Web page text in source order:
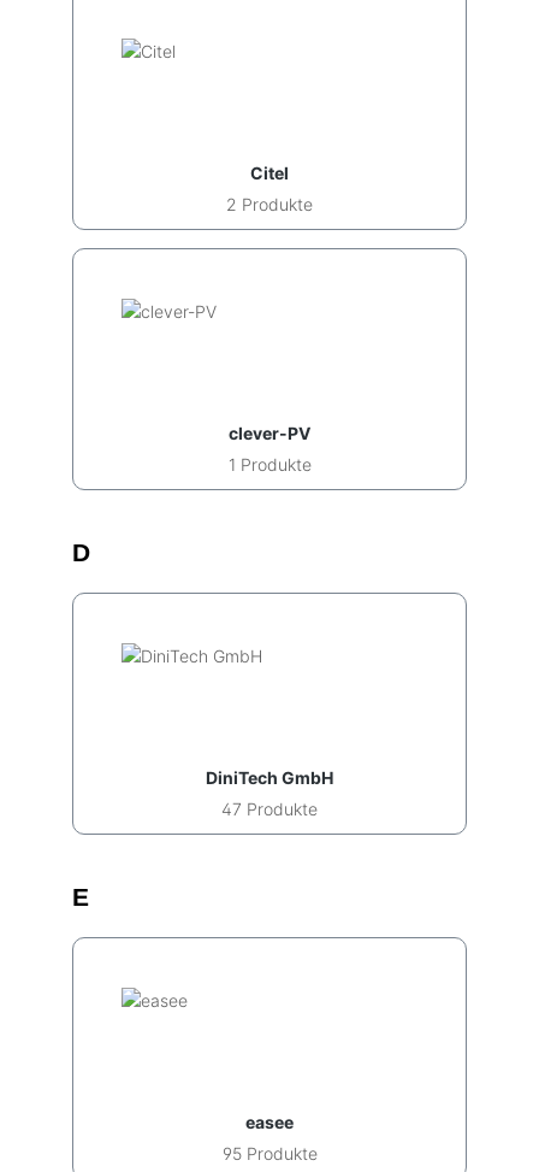
Citel
2 Produkte
clever-PV
1 Produkte
D
DiniTech GmbH
47 Produkte
E
easee
95 Produkte